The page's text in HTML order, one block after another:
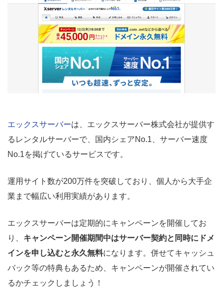
エックスサーバーは、エックスサーバー株式会社が提供す
るレンタルサーバーで、国内シェアNo.1、サーバー速度
No.1を掲げているサービスです。
運用サイト数が200万件を突破しており、個人から大手企
業まで幅広い利用実績があります。
エックスサーバーは定期的にキャンペーンを開催してお
り、 キャンペーン開催期間中はサーバー契約と同時にドメ
インを申し込むと永久無料になります。併せてキャッシュ
バック等の特典もあるため、キャンペーンが開催されてい
るかチェックしましょう！